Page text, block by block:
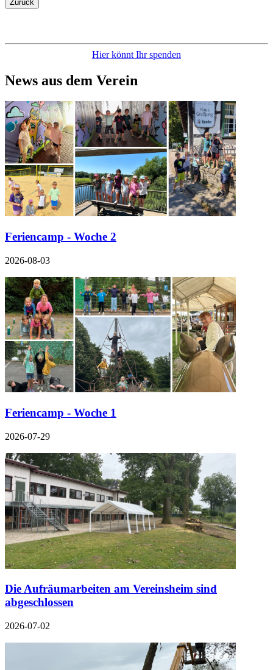
Zurück
Hier könnt Ihr spenden
News aus dem Verein
Feriencamp - Woche 2
2026-08-03
Feriencamp - Woche 1
2026-07-29
Die Aufräumarbeiten am Vereinsheim sind
abgeschlossen
2026-07-02